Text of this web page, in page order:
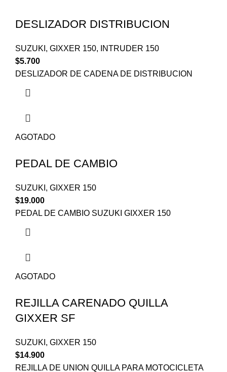
DESLIZADOR DISTRIBUCION
SUZUKI , GIXXER 150,
INTRUDER 150
$5.700
DESLIZADOR DE CADENA DE DISTRIBUCION
AGOTADO
PEDAL DE CAMBIO
SUZUKI , GIXXER 150
$19.000
PEDAL DE CAMBIO SUZUKI GIXXER 150
AGOTADO
REJILLA CARENADO QUILLA
GIXXER SF
SUZUKI , GIXXER 150
$14.900
REJILLA DE UNION QUILLA PARA MOTOCICLETA